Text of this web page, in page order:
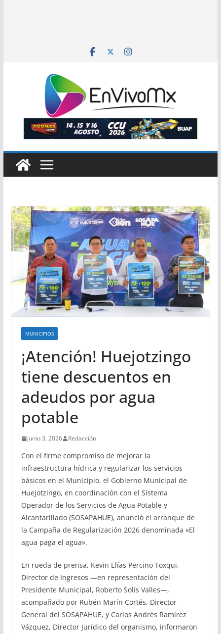
MUNICIPIOS
¡Atención! Huejotzingo
tiene descuentos en
adeudos por agua
potable
junio 3, 2026 Redacción
Con el firme compromiso de mejorar la
infraestructura hídrica y regularizar los servicios
básicos en el Municipio, el Gobierno Municipal de
Huejotzingo, en coordinación con el Sistema
Operador de los Servicios de Agua Potable y
Alcantarillado (SOSAPAHUE), anunció el arranque de
la Campaña de Regularización 2026 denominada «El
agua paga el agua».
En rueda de prensa, Kevin Elías Percino Toxqui,
Director de Ingresos —en representación del
Presidente Municipal, Roberto Solís Valles—,
acompañado por Rubén Marín Cortés, Director
General del SOSAPAHUE, y Carlos Andrés Ramírez
Vázquez, Director Jurídico del organismo, informaron